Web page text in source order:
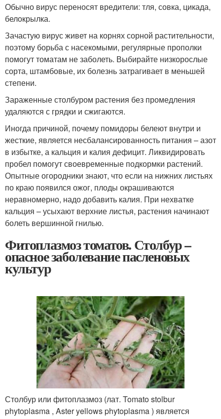
Обычно вирус переносят вредители: тля, совка, цикада,
белокрылка.
Зачастую вирус живет на корнях сорной растительности,
поэтому борьба с насекомыми, регулярные прополки
помогут томатам не заболеть. Выбирайте низкорослые
сорта, штамбовые, их болезнь затрагивает в меньшей
степени.
Зараженные столбуром растения без промедления
удаляются с грядки и сжигаются.
Иногда причиной, почему помидоры белеют внутри и
жесткие, является несбалансированность питания – азот
в избытке, а кальция и калия дефицит. Ликвидировать
пробел помогут своевременные подкормки растений.
Опытные огородники знают, что если на нижних листьях
по краю появился ожог, плоды окрашиваются
неравномерно, надо добавить калия. При нехватке
кальция – усыхают верхние листья, растения начинают
болеть вершинной гнилью.
Фитоплазмоз томатов. Столбур –
опасное заболевание пасленовых
культур
Столбур или фитоплазмоз (лат. Tomato stolbur
phytoplasma , Aster yellows phytoplasma ) является